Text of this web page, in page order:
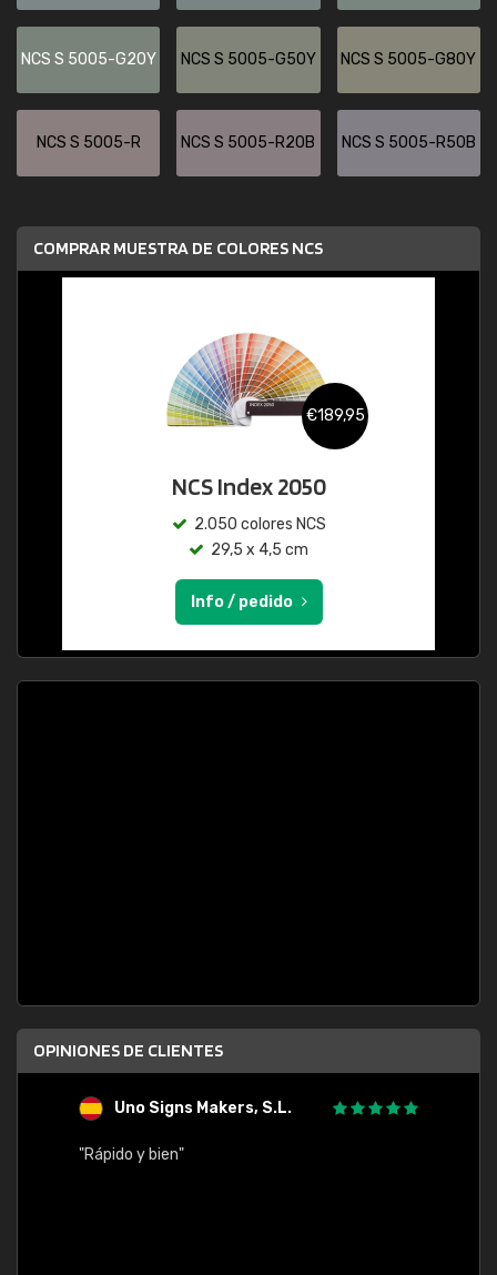
NCS S 5005-G20Y NCS S 5005-G50Y NCS S 5005-G80Y
NCS S 5005-R NCS S 5005-R20B NCS S 5005-R50B
COMPRAR MUESTRA DE COLORES NCS
€189,95
NCS Index 2050
2.050 colores NCS
29,5 x 4,5 cm
Info / pedido
OPINIONES DE CLIENTES
Uno Signs Makers, S.L.
"Rápido y bien"